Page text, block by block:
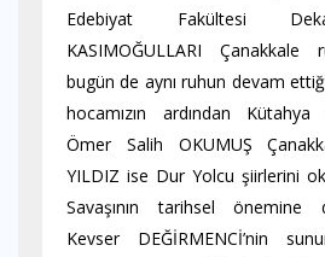
Edebiyat Fakültesi
KASIMOĞULLARI
bugün de aynı ruhun devam
hocamızın ardından
Ömer Salih OKUMUŞ
YILDIZ ise Dur Yolcu şiirlerini
Savaşının tarihsel önemine
Kevser DEĞİRMENCİ’nin